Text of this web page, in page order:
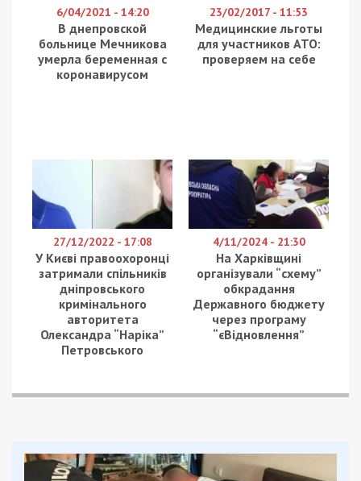
6/04/2021 - 14:20
В днепровской
больнице Мечникова
умерла беременная с
коронавирусом
23/02/2017 - 11:53
Медицинские льготы
для участников АТО:
проверяем на себе
27/12/2022 - 17:08
У Києві правоохоронці
затримали спільників
дніпровського
кримінального
авторитета
Олександра “Наріка”
Петровського
4/11/2024 - 21:30
На Харківщині
організували “схему”
обкрадання
Державного бюджету
через програму
“єВідновлення”